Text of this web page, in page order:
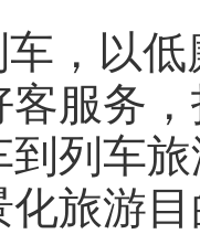
，以
服务
列车
旅游